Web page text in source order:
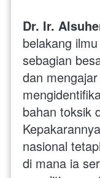
Dr. Ir.
belakang
sebagian
dan
bahan toksik
nasional
di mana ia